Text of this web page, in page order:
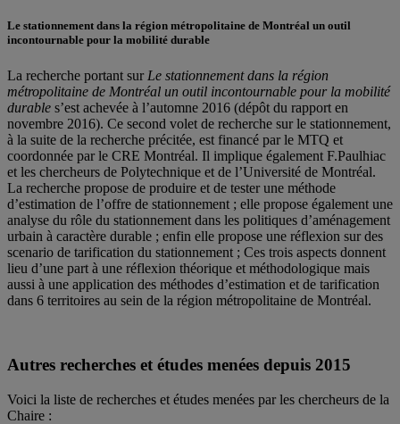
Le stationnement dans la région métropolitaine de Montréal un outil
incontournable pour la mobilité durable
La recherche portant sur Le stationnement dans la région
métropolitaine de Montréal un outil incontournable pour la mobilité
durable s’est achevée à l’automne 2016 (dépôt du rapport en
novembre 2016). Ce second volet de recherche sur le stationnement,
à la suite de la recherche précitée, est financé par le MTQ et
coordonnée par le CRE Montréal. Il implique également F.Paulhiac
et les chercheurs de Polytechnique et de l’Université de Montréal.
La recherche propose de produire et de tester une méthode
d’estimation de l’offre de stationnement ; elle propose également une
analyse du rôle du stationnement dans les politiques d’aménagement
urbain à caractère durable ; enfin elle propose une réflexion sur des
scenario de tarification du stationnement ; Ces trois aspects donnent
lieu d’une part à une réflexion théorique et méthodologique mais
aussi à une application des méthodes d’estimation et de tarification
dans 6 territoires au sein de la région métropolitaine de Montréal.
Autres recherches et études menées depuis 2015
Voici la liste de recherches et études menées par les chercheurs de la
Chaire :